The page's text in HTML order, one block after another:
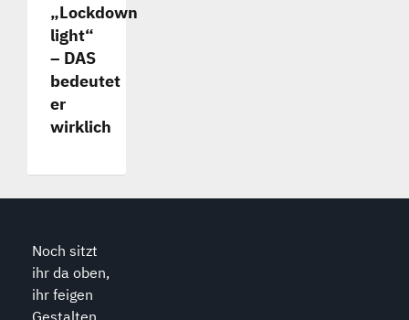
„Lockdown
light“
– DAS
bedeutet
er
wirklich
Noch sitzt
ihr da oben,
ihr feigen
Gestalten,